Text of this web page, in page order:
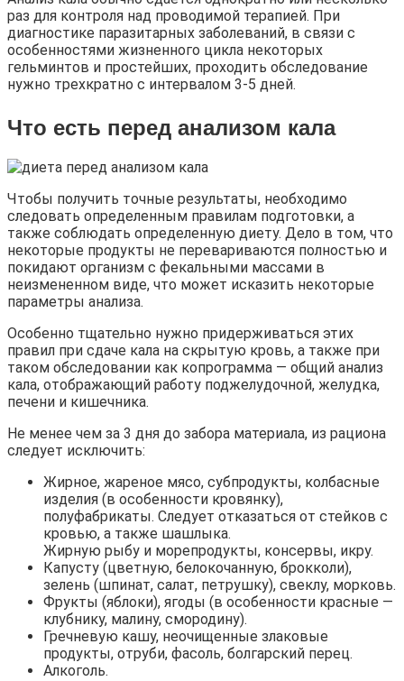
раз для контроля над проводимой терапией. При
диагностике паразитарных заболеваний, в связи с
особенностями жизненного цикла некоторых
гельминтов и простейших, проходить обследование
нужно трехкратно с интервалом 3-5 дней.
Что есть перед анализом кала
Чтобы получить точные результаты, необходимо
следовать определенным правилам подготовки, а
также соблюдать определенную диету. Дело в том, что
некоторые продукты не перевариваются полностью и
покидают организм с фекальными массами в
неизмененном виде, что может исказить некоторые
параметры анализа.
Особенно тщательно нужно придерживаться этих
правил при сдаче кала на скрытую кровь, а также при
таком обследовании как копрограмма — общий анализ
кала, отображающий работу поджелудочной, желудка,
печени и кишечника.
Не менее чем за 3 дня до забора материала, из рациона
следует исключить:
Жирное, жареное мясо, субпродукты, колбасные
изделия (в особенности кровянку),
полуфабрикаты. Следует отказаться от стейков с
кровью, а также шашлыка.
Жирную рыбу и морепродукты, консервы, икру.
Капусту (цветную, белокочанную, брокколи),
зелень (шпинат, салат, петрушку), свеклу, морковь.
Фрукты (яблоки), ягоды (в особенности красные —
клубнику, малину, смородину).
Гречневую кашу, неочищенные злаковые
продукты, отруби, фасоль, болгарский перец.
Алкоголь.